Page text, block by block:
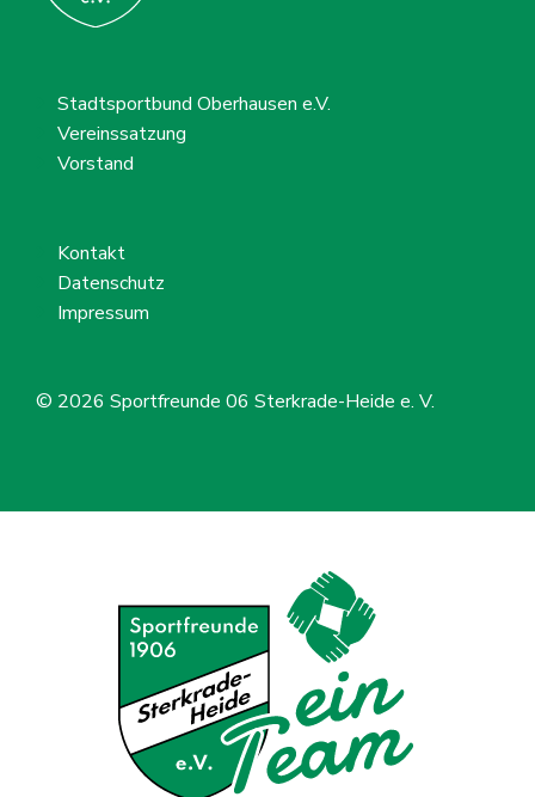
Stadtsportbund Oberhausen e.V.
Vereinssatzung
Vorstand
Kontakt
Datenschutz
Impressum
© 2026 Sportfreunde 06 Sterkrade-Heide e. V.